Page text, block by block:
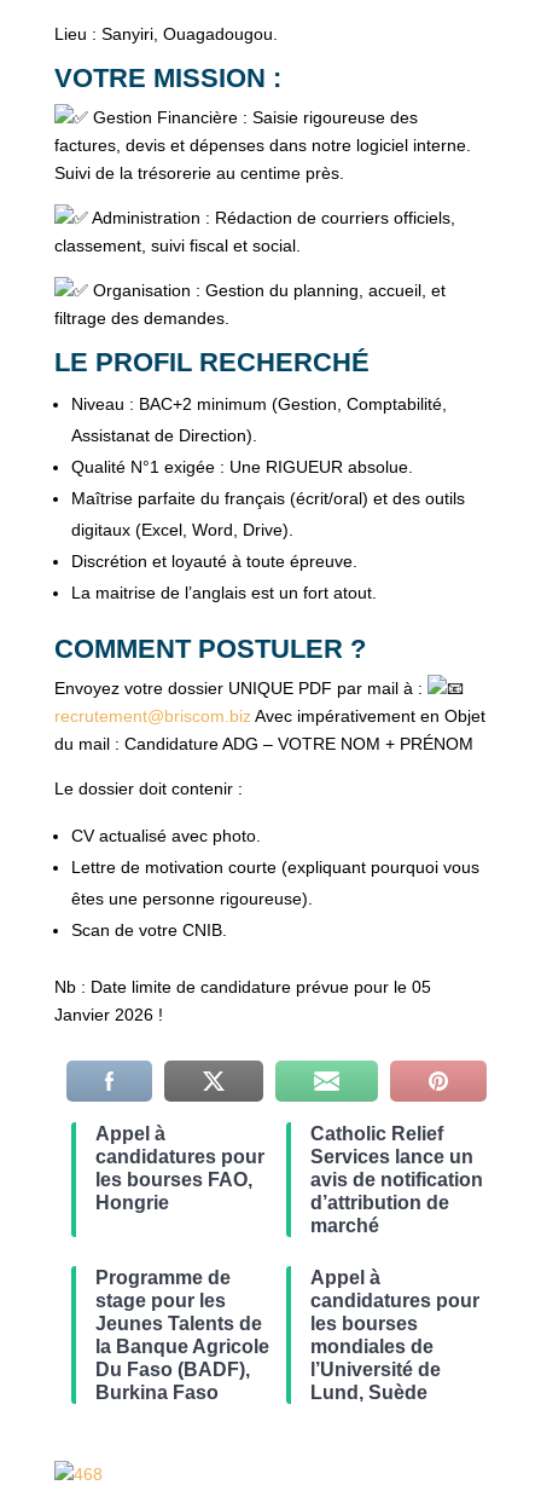
Lieu : Sanyiri, Ouagadougou.
VOTRE MISSION :
Gestion Financière : Saisie rigoureuse des
factures, devis et dépenses dans notre logiciel interne.
Suivi de la trésorerie au centime près.
Administration : Rédaction de courriers officiels,
classement, suivi fiscal et social.
Organisation : Gestion du planning, accueil, et
filtrage des demandes.
LE PROFIL RECHERCHÉ
Niveau : BAC+2 minimum (Gestion, Comptabilité,
Assistanat de Direction).
Qualité N°1 exigée : Une RIGUEUR absolue.
⁠Maîtrise parfaite du français (écrit/oral) et des outils
digitaux (Excel, Word, Drive).
Discrétion et loyauté à toute épreuve.
La maitrise de l’anglais est un fort atout.
COMMENT POSTULER ?
Envoyez votre dossier UNIQUE PDF par mail à :
recrutement@briscom.bizAvec impérativement en Objet
du mail : Candidature ADG – VOTRE NOM + PRÉNOM
Le dossier doit contenir :
CV actualisé avec photo.
Lettre de motivation courte (expliquant pourquoi vous
êtes une personne rigoureuse).
Scan de votre CNIB.
Nb : Date limite de candidature prévue pour le 05
Janvier 2026 !
Appel à
candidatures pour
les bourses FAO,
Hongrie
Catholic Relief
Services lance un
avis de notification
d’attribution de
marché
Programme de
stage pour les
Jeunes Talents de
la Banque Agricole
Du Faso (BADF),
Burkina Faso
Appel à
candidatures pour
les bourses
mondiales de
l’Université de
Lund, Suède